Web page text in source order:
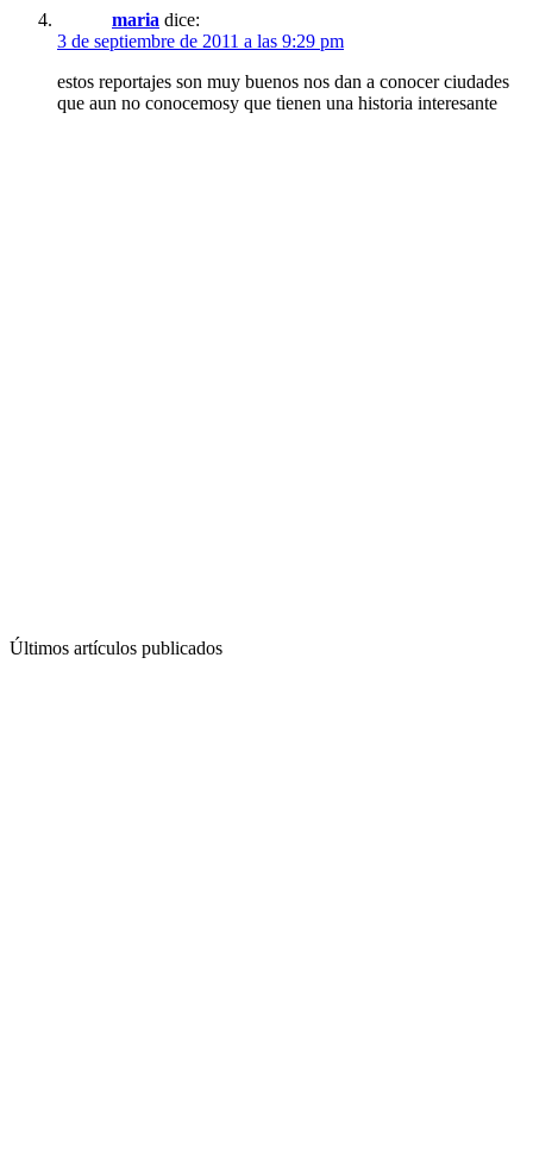
maria dice:
3 de septiembre de 2011 a las 9:29 pm
estos reportajes son muy buenos nos dan a conocer ciudades
que aun no conocemosy que tienen una historia interesante
Últimos artículos publicados